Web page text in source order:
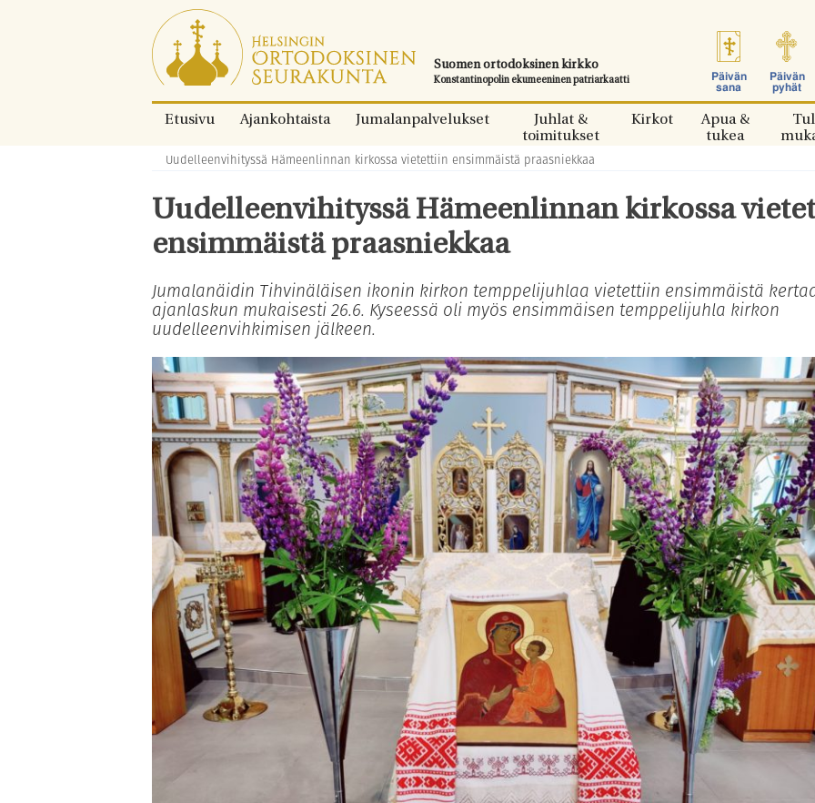
Siirry
suoraan
sisältöön.
Suomen ortodoksinen kirkko
Konstantinopolin ekumeeninen patriarkaatti
Päivän
sana
Päivän
pyhät
Etusivu Ajankohtaista Jumalanpalvelukset
Juhlat &
toimitukset
Kirkot
Apua &
tukea
Murupolku:
Uudelleenvihityssä Hämeenlinnan kirkossa vietettiin ensimmäistä praasniekkaa
Uudelleenvihityssä Hämeenlinnan kirkossa
ensimmäistä praasniekkaa
Jumalanäidin Tihvinäläisen ikonin kirkon temppelijuhlaa vietettiin ensimmäistä
ajanlaskun mukaisesti 26.6. Kyseessä oli myös ensimmäisen temppelijuhla kirkon
uudelleenvihkimisen jälkeen.